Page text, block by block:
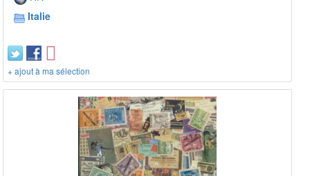
Italie
+ ajout à ma sélection